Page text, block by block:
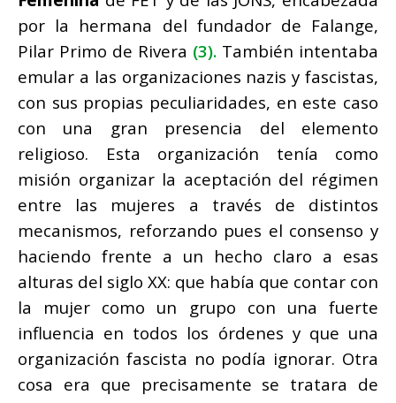
por la hermana del fundador de Falange,
Pilar Primo de Rivera (3). También intentaba
emular a las organizaciones nazis y fascistas,
con sus propias peculiaridades, en este caso
con una gran presencia del elemento
religioso. Esta organización tenía como
misión organizar la aceptación del régimen
entre las mujeres a través de distintos
mecanismos, reforzando pues el consenso y
haciendo frente a un hecho claro a esas
alturas del siglo XX: que había que contar con
la mujer como un grupo con una fuerte
influencia en todos los órdenes y que una
organización fascista no podía ignorar. Otra
cosa era que precisamente se tratara de